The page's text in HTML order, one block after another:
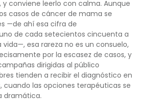
y conviene leerlo con calma. Aunque
casos de cáncer de mama se
—de ahí esa cifra de
de cada setecientos cincuenta a
esa rareza no es un consuelo,
por la escasez de casos, y
dirigidas al público
tienden a recibir el diagnóstico en
cuando las opciones terapéuticas se
dramática.